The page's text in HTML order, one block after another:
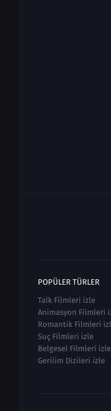
POPÜLER TÜRLER
Talk Filmleri izle
Animasyon Filmleri
Romantik Filmleri
Suç Filmleri izle
Belgesel Filmleri izle
Gerilim Dizileri izle